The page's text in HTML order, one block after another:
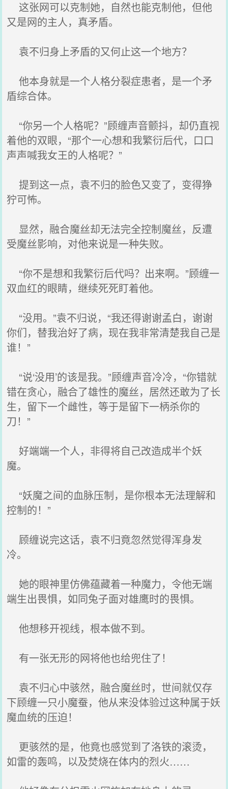
这张网可以克制她，自然也能克制他，但他
又是网的主人，真矛盾。
袁不归身上矛盾的又何止这一个地方？
他本身就是一个人格分裂症患者，是一个矛
盾综合体。
“你另一个人格呢？”顾缠声音颤抖，却仍直视
着他的双眼，“那个一心想和我繁衍后代，口口
声声喊我女王的人格呢？”
提到这一点，袁不归的脸色又变了，变得狰
狞可怖。
显然，融合魔丝却无法完全控制魔丝，反遭
受魔丝影响，对他来说是一种失败。
“你不是想和我繁衍后代吗？出来啊。”顾缠一
双血红的眼睛，继续死死盯着他。
“没用。”袁不归说，“我还得谢谢孟白，谢谢
你们，替我治好了病，现在我非常清楚我自己是
谁！”
“说‘没用’的该是我。”顾缠声音冷冷，“你错就
错在贪心，融合了雄性的魔丝，居然还敢为了长
生，留下一个雌性，等于是留下一柄杀你的
刀！”
好端端一个人，非得将自己改造成半个妖
魔。
“妖魔之间的血脉压制，是你根本无法理解和
控制的！”
顾缠说完这话，袁不归竟忽然觉得浑身发
冷。
她的眼神里仿佛蕴藏着一种魔力，令他无端
端生出畏惧，如同兔子面对雄鹰时的畏惧。
他想移开视线，根本做不到。
有一张无形的网将他也给兜住了！
袁不归心中骇然，融合魔丝时，世间就仅存
下顾缠一只小魔蚕，他从来没体验过这种属于妖
魔血统的压迫！
更骇然的是，他竟也感觉到了洛铁的滚烫，
如雷的轰鸣，以及焚烧在体内的烈火……